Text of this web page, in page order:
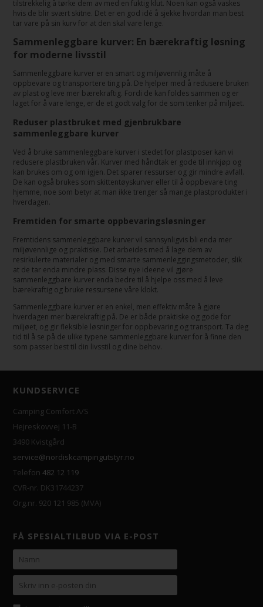
tilstrekkelig å tørke dem av med en fuktig klut. Noen kan også vaskes
hvis de blir svært skitne. Det er en god idé å sjekke hvordan man best
tar vare på sin kurv for at den skal vare lenge.
Sammenleggbare kurver: En bærekraftig løsning
for moderne livsstil
Sammenleggbare kurver er en smart og miljøvennlig måte å
oppbevare og transportere ting på. De hjelper med å redusere bruken
av plast og leve mer bærekraftig. Fordi de kan foldes sammen og er
laget for å vare lenge, er de et godt valg for de som tenker på miljøet.
Reduser plastbruket med gjenbrukbare
sammenleggbare kurver
Ved å bruke sammenleggbare kurver i stedet for plastposer kan vi
redusere plastbruken vår. Kurver med håndtak er gode til innkjøp og
kan brukes om og om igjen. Det sparer ressurser og gir mindre avfall.
De kan også brukes som skittentøyskurver eller til å oppbevare ting
hjemme, noe som betyr at man ikke trenger så mange plastprodukter i
hverdagen.
Fremtiden for smarte oppbevaringsløsninger
Fremtidens sammenleggbare kurver vil sannsynligvis bli enda mer
miljøvennlige og praktiske. Det arbeides med å lage dem av
resirkulerte materialer og med smarte sammenleggingsmetoder, slik
at de tar enda mindre plass. Disse nye ideene vil gjøre
sammenleggbare kurver enda bedre til å hjelpe oss med å leve
bærekraftig og bruke ressursene våre klokt.
Sammenleggbare kurver er en enkel, men effektiv måte å gjøre
hverdagen mer bærekraftig på. De er både praktiske og gode for
miljøet, og gir fleksible løsninger for oppbevaring og transport. Ta deg
tid til å se på de ulike typene sammenleggbare kurver for å finne den
som passer best til din livsstil og dine behov.
KUNDSERVICE
Camping Comfort A/S
Hejreskovvej 11-B
3490 Kvistgård
service@nordiskcampingutstyr.no
Telefon482 12 119
CVR-nr. DK31744237
Org.nr. 920 121 985 (MVA)
FÅ SPESIALTILBUD VIA E-POST